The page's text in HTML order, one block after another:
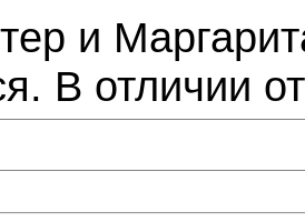
и
В отличии